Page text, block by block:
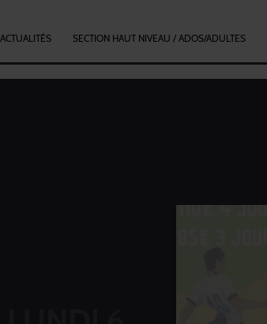
ACTUALITÉS SECTION HAUT NIVEAU / ADOS/ADULTES